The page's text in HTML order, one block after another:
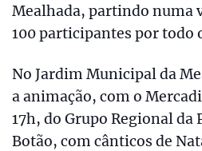
Mealhada, partindo numa
100 participantes por todo
No Jardim Municipal da
a animação, com o
17h, do Grupo Regional da
Botão, com cânticos de